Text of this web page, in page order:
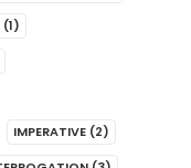
(1)
IMPERATIVE (2)